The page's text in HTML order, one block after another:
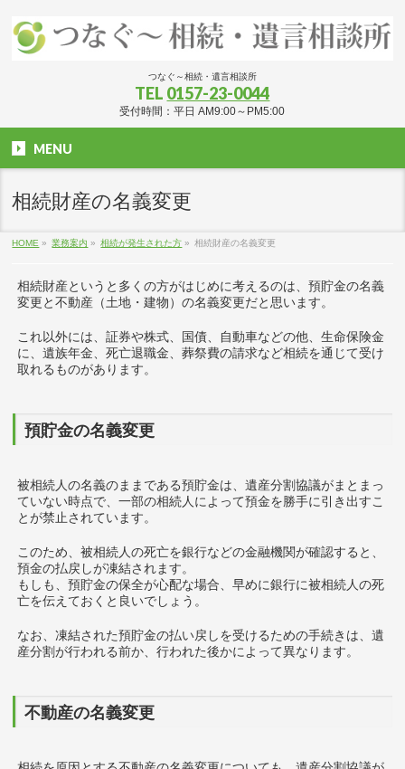
つなぐ～相続・遺言相談所
TEL 0157-23-0044
受付時間：平日 AM9:00～PM5:00
MENU
相続財産の名義変更
HOME » 業務案内 » 相続が発生された方 » 相続財産の名義変更
相続財産というと多くの方がはじめに考えるのは、預貯金の名義
変更と不動産（土地・建物）の名義変更だと思います。
これ以外には、証券や株式、国債、自動車などの他、生命保険金
に、遺族年金、死亡退職金、葬祭費の請求など相続を通じて受け
取れるものがあります。
預貯金の名義変更
被相続人の名義のままである預貯金は、遺産分割協議がまとまっ
ていない時点で、一部の相続人によって預金を勝手に引き出すこ
とが禁止されています。
このため、被相続人の死亡を銀行などの金融機関が確認すると、
預金の払戻しが凍結されます。
もしも、預貯金の保全が心配な場合、早めに銀行に被相続人の死
亡を伝えておくと良いでしょう。
なお、凍結された預貯金の払い戻しを受けるための手続きは、遺
産分割が行われる前か、行われた後かによって異なります。
不動産の名義変更